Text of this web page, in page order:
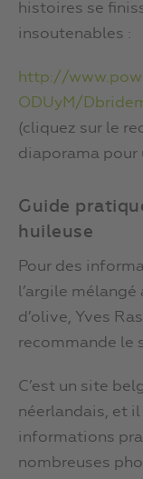
histoires se
insoutenables :
http://
ODUyM/
(cliquez sur le
diaporama pour
Guide
huileuse
Pour des
l’argile mélangé
d’olive, Yves
recommande le
C’est un site
néerlandais, et
informations
nombreuses